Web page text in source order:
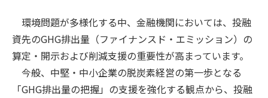
環境問題が多様化する中、金融機関においては、投融
資先のGHG排出量（ファイナンスド・エミッション）の
算定・開示および削減支援の重要性が高まっています。
今般、中堅・中小企業の脱炭素経営の第一歩となる
「GHG排出量の把握」の支援を強化する観点から、投融